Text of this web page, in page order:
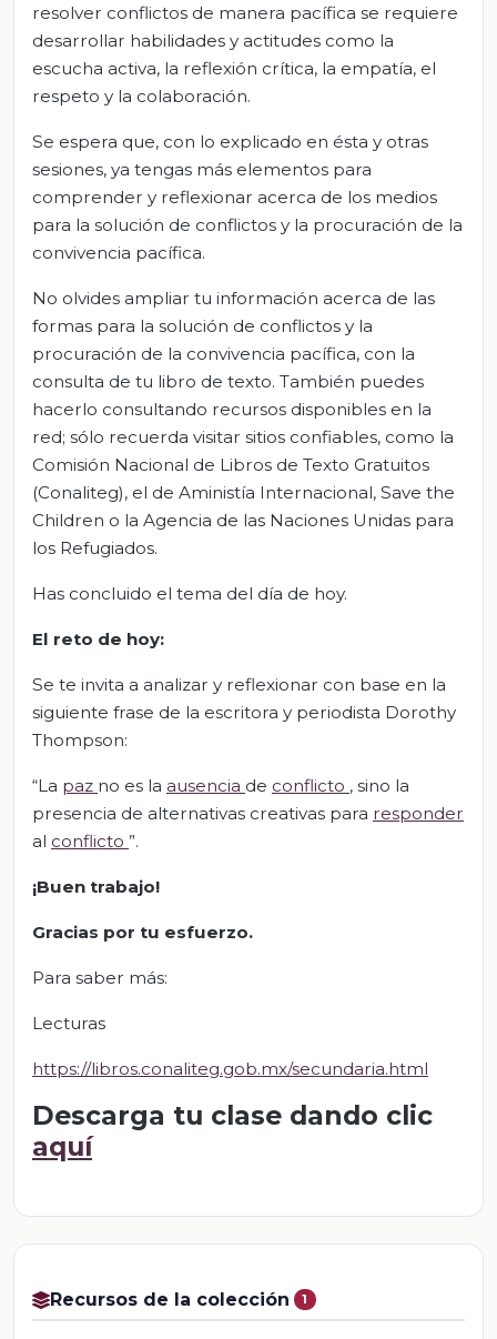
resolver conflictos de manera pacífica se requiere
desarrollar habilidades y actitudes como la
escucha activa, la reflexión crítica, la empatía, el
respeto y la colaboración.
Se espera que, con lo explicado en ésta y otras
sesiones, ya tengas más elementos para
comprender y reflexionar acerca de los medios
para la solución de conflictos y la procuración de la
convivencia pacífica.
No olvides ampliar tu información acerca de las
formas para la solución de conflictos y la
procuración de la convivencia pacífica, con la
consulta de tu libro de texto. También puedes
hacerlo consultando recursos disponibles en la
red; sólo recuerda visitar sitios confiables, como la
Comisión Nacional de Libros de Texto Gratuitos
(Conaliteg), el de Aministía Internacional, Save the
Children o la Agencia de las Naciones Unidas para
los Refugiados.
Has concluido el tema del día de hoy.
El reto de hoy:
Se te invita a analizar y reflexionar con base en la
siguiente frase de la escritora y periodista Dorothy
Thompson:
“La paz no es la ausencia de conflicto , sino la
presencia de alternativas creativas para responder
al conflicto ”.
¡Buen trabajo!
Gracias por tu esfuerzo.
Para saber más:
Lecturas
https://libros.conaliteg.gob.mx/secundaria.html
Descarga tu clase dando clic
aquí
Recursos de la colección 1